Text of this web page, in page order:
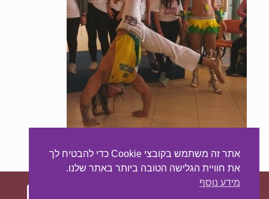
סדנת קפוארה לילדים
אתר זה משתמש בקובצי Cookie כדי להבטיח לך
את חוויית הגלישה הטובה ביותר באתר שלנו.
מידע נוסף